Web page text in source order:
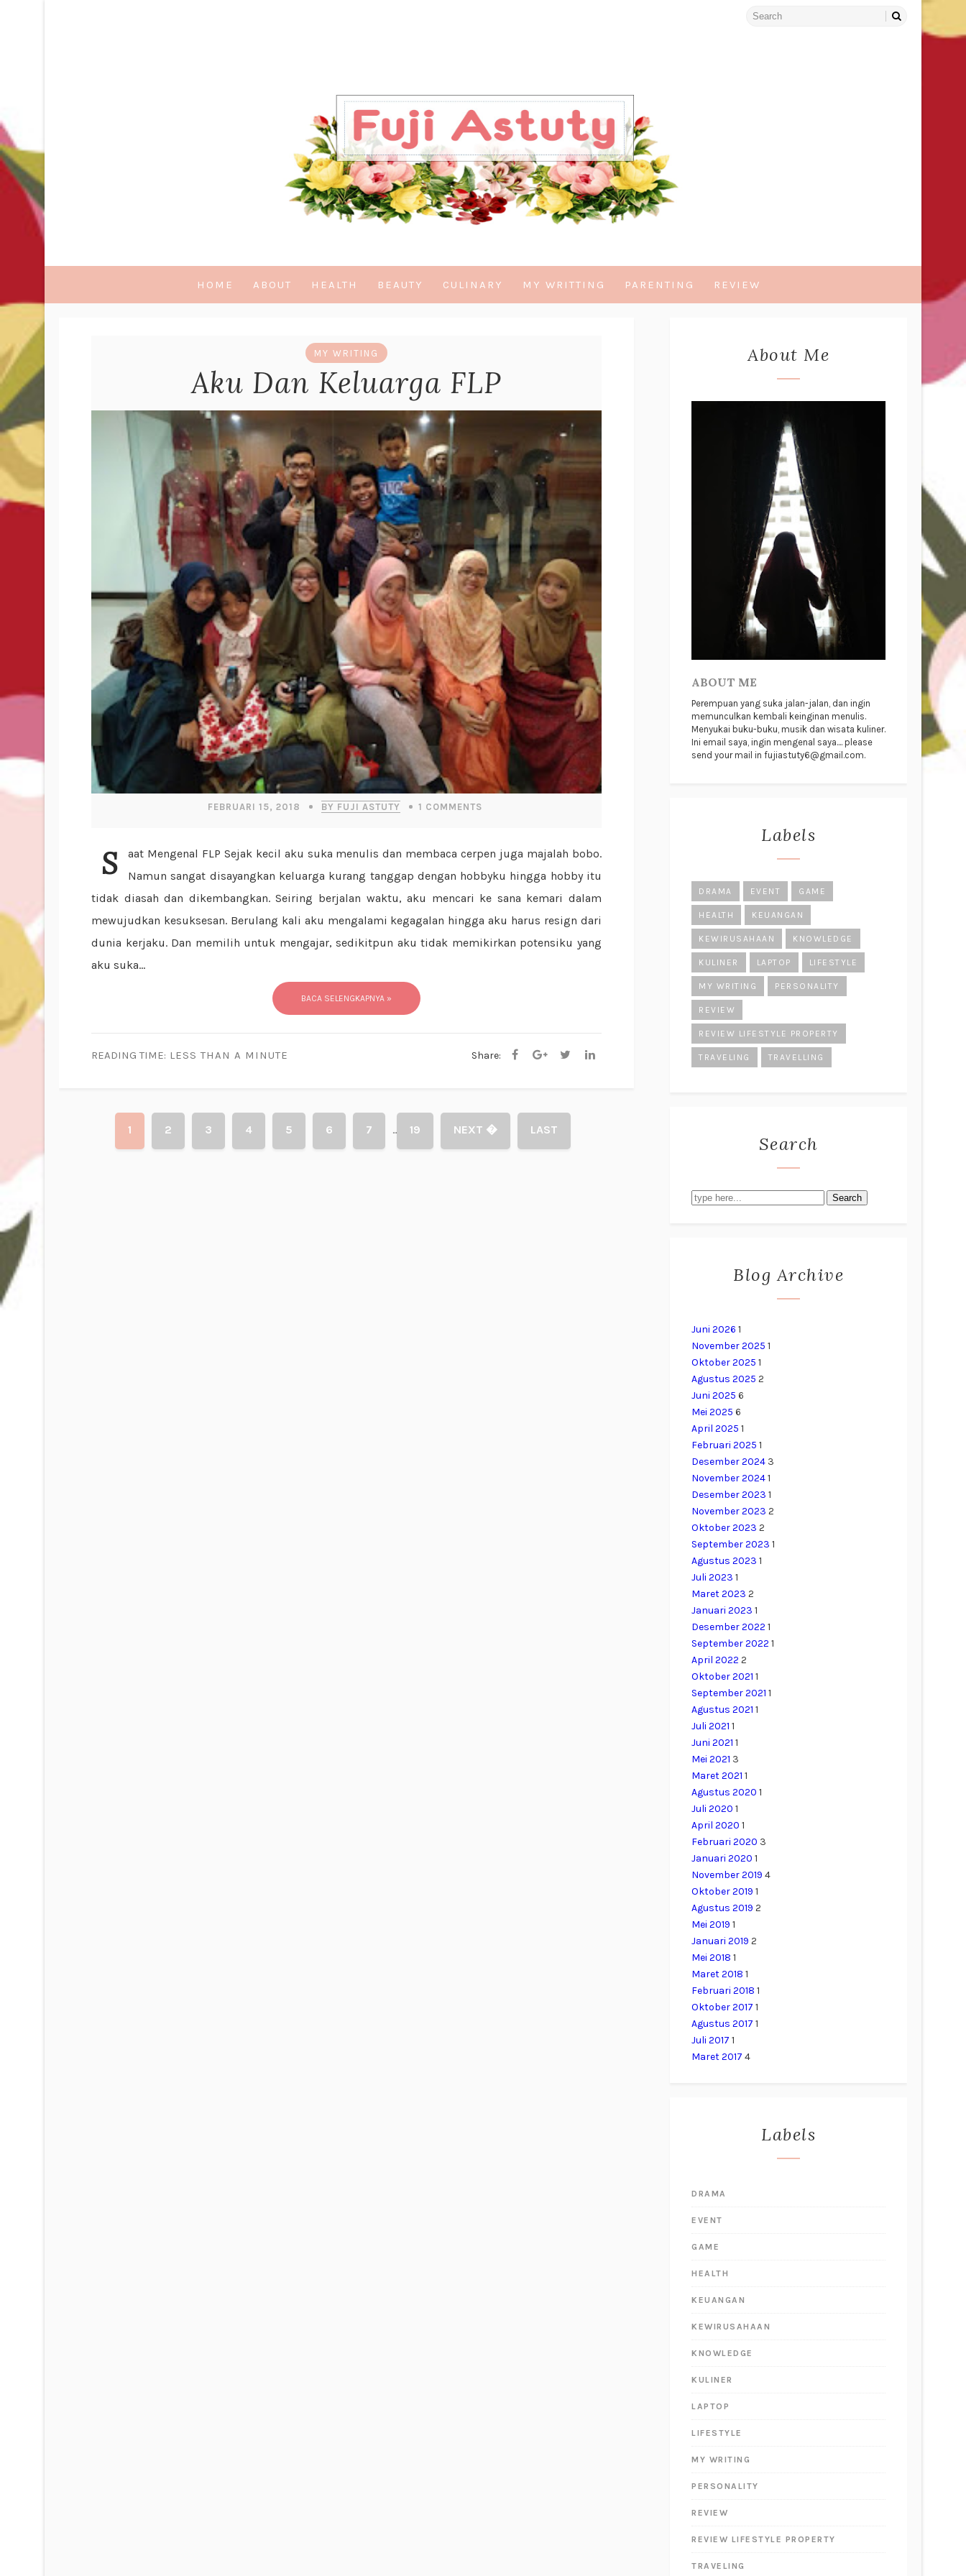
HOME ABOUT HEALTH BEAUTY CULINARY MY WRITTING PARENTING REVIEW
MY WRITING
Aku Dan Keluarga FLP
FEBRUARI 15, 2018 BY FUJI ASTUTY 1 COMMENTS
Saat Mengenal FLP Sejak kecil aku suka menulis dan membaca cerpen juga majalah bobo.
Namun sangat disayangkan keluarga kurang tanggap dengan hobbyku hingga hobby itu
tidak diasah dan dikembangkan. Seiring berjalan waktu, aku mencari ke sana kemari dalam
mewujudkan kesuksesan. Berulang kali aku mengalami kegagalan hingga aku harus resign dari
dunia kerjaku. Dan memilih untuk mengajar, sedikitpun aku tidak memikirkan potensiku yang
aku suka...
BACA SELENGKAPNYA »
READING TIME: LESS THAN A MINUTE Share:
1 2 3 4 5 6 7 ... 19 NEXT � LAST
About Me
ABOUT ME
Perempuan yang suka jalan-jalan, dan ingin
memunculkan kembali keinginan menulis.
Menyukai buku-buku, musik dan wisata kuliner.
Ini email saya, ingin mengenal saya.... please
send your mail in fujiastuty6@gmail.com.
Labels
DRAMA EVENT GAME
HEALTH KEUANGAN
KEWIRUSAHAAN KNOWLEDGE
KULINER LAPTOP LIFESTYLE
MY WRITING PERSONALITY
REVIEW
REVIEW LIFESTYLE PROPERTY
TRAVELING TRAVELLING
Search
Search
Blog Archive
Juni 2026 1
November 2025 1
Oktober 2025 1
Agustus 2025 2
Juni 2025 6
Mei 2025 6
April 2025 1
Februari 2025 1
Desember 2024 3
November 20241
Desember 2023 1
November 2023 2
Oktober 2023 2
September 2023 1
Agustus 2023 1
Juli 2023 1
Maret 2023 2
Januari 2023 1
Desember 2022 1
September 2022 1
April 2022 2
Oktober 2021 1
September 2021 1
Agustus 2021 1
Juli 2021 1
Juni 2021 1
Mei 2021 3
Maret 2021 1
Agustus 2020 1
Juli 2020 1
April 2020 1
Februari 2020 3
Januari 2020 1
November 2019 4
Oktober 2019 1
Agustus 2019 2
Mei 2019 1
Januari 2019 2
Mei 2018 1
Maret 2018 1
Februari 2018 1
Oktober 2017 1
Agustus 2017 1
Juli 2017 1
Maret 2017 4
Labels
DRAMA
EVENT
GAME
HEALTH
KEUANGAN
KEWIRUSAHAAN
KNOWLEDGE
KULINER
LAPTOP
LIFESTYLE
MY WRITING
PERSONALITY
REVIEW
REVIEW LIFESTYLE PROPERTY
TRAVELING